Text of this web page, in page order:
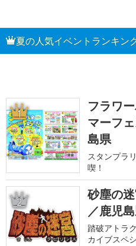
夏の人気イベントランキン
1
フラワ
マーフ
島県
スタンプラ
喫！
2
砂塵の
／鹿児
踏破アトラ
カイブスペ